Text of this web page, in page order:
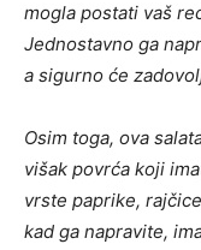
mogla postati vaš
Jednostavno ga
a sigurno će
Osim toga, ova
višak povrća koji
vrste paprike,
kad ga napravite,